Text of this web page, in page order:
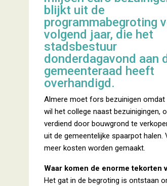
blijkt uit de
programmabegroting
volgend jaar, die het
stadsbestuur
donderdagavond aan
gemeenteraad heeft
overhandigd.
Almere moet fors bezuinigen omdat
wil het college naast bezuinigingen,
verdiend door bouwgrond te
uit de gemeentelijke spaarpot
meer kosten worden gemaakt.
Waar komen de enorme tekorten
Het gat in de begroting is ontstaan